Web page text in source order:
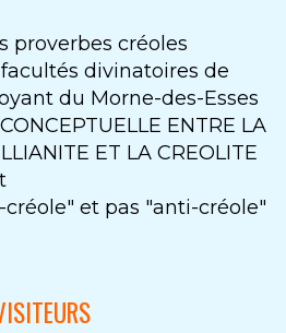
proverbes créoles
divinatoires de
du Morne-des-Esses
ENTRE LA
ET LA CREOLITE
et pas "anti-créole"